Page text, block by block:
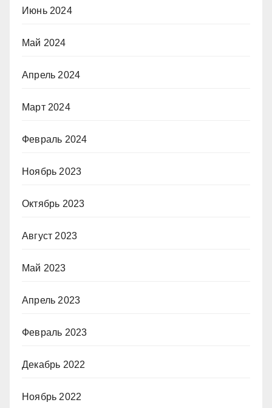
Июнь 2024
Май 2024
Апрель 2024
Март 2024
Февраль 2024
Ноябрь 2023
Октябрь 2023
Август 2023
Май 2023
Апрель 2023
Февраль 2023
Декабрь 2022
Ноябрь 2022